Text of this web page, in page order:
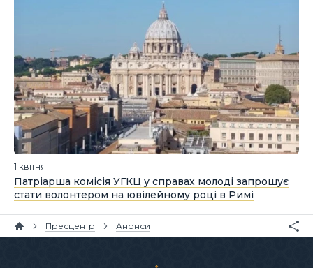
1 квітня
Патріарша комісія УГКЦ у справах молоді запрошує
стати волонтером на ювілейному році в Римі
Пресцентр Анонси